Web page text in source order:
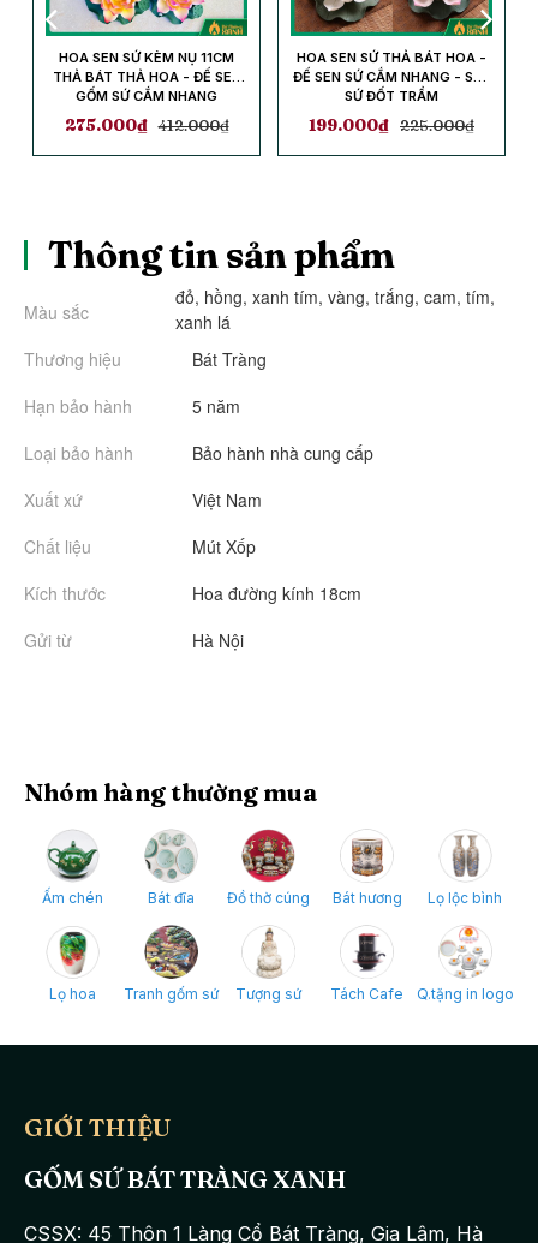
HOA SEN SỨ THẢ BÁT HOA -
ĐẾ SEN SỨ CẮM NHANG - SEN
SỨ ĐỐT TRẦM
199.000₫ 225.000₫
BÁT THẢ HOA BAN THẦN TÀI
159.000₫ 200.000₫
Thông tin sản phẩm
Màu sắc
đỏ, hồng, xanh tím, vàng, trắng, cam, tím,
xanh lá
Thương hiệu
Bát Tràng
Hạn bảo hành
5 năm
Loại bảo hành
Bảo hành nhà cung cấp
Xuất xứ
Việt Nam
Chất liệu
Mút Xốp
Kích thước
Hoa đường kính 18cm
Gửi từ
Hà Nội
Nhóm hàng thường mua
Ấm chén Bát đĩa Đồ thờ cúng Bát hương Lọ lộc bình
Lọ hoa Tranh gốm sứ Tượng sứ Tách Cafe Q.tặng in logo
GIỚI THIỆU
GỐM SỨ BÁT TRÀNG XANH
CSSX: 45 Thôn 1 Làng Cổ Bát Tràng, Gia Lâm, Hà